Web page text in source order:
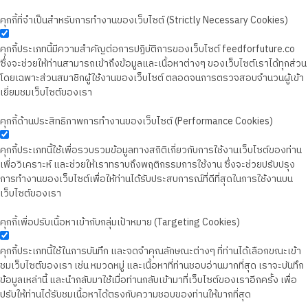
คุกกี้ที่จำเป็นสำหรับการทำงานของเว็บไซต์ (Strictly Necessary Cookies)
คุกกี้ประเภทนี้มีความสำคัญต่อการปฏิบัติการของเว็บไซต์ feedforfuture.co
ซึ่งจะช่วยให้ท่านสามารถเข้าถึงข้อมูลและเนื้อหาต่างๆ ของเว็บไซต์เราได้ทุกส่วน
โดยเฉพาะส่วนสมาชิกผู้ใช้งานของเว็บไซต์ ตลอดจนการตรวจสอบจำนวนผู้เข้า
เยี่ยมชมเว็บไซต์ของเรา
คุกกี้ด้านประสิทธิภาพการทำงานของเว็บไซต์ (Performance Cookies)
คุกกี้ประเภทนี้ใช้เพื่อรวบรวมข้อมูลทางสถิติเกี่ยวกับการใช้งานเว็บไซต์ของท่าน
เพื่อวิเคราะห์ และช่วยให้เราทราบถึงพฤติกรรมการใช้งาน ซึ่งจะช่วยปรับปรุง
การทำงานของเว็บไซต์เพื่อให้ท่านได้รับประสบการณ์ที่ดีที่สุดในการใช้งานบน
เว็บไซต์ของเรา
คุกกี้เพื่อปรับเนื้อหาเข้ากับกลุ่มเป้าหมาย (Targeting Cookies)
คุกกี้ประเภทนี้ใช้ในการบันทึก และจดจำคุณลักษณะต่างๆ ที่ท่านได้เลือกขณะเข้า
ชมเว็บไซต์ของเรา เช่น หมวดหมู่ และเนื้อหาที่ท่านชอบอ่านมากที่สุด เราจะบันทึก
ข้อมูลเหล่านี้ และนำกลับมาใช้เมื่อท่านกลับเข้ามาที่เว็บไซต์ของเราอีกครั้ง เพื่อ
ปรับให้ท่านได้รับชมเนื้อหาได้ตรงกับความชอบของท่านให้มากที่สุด